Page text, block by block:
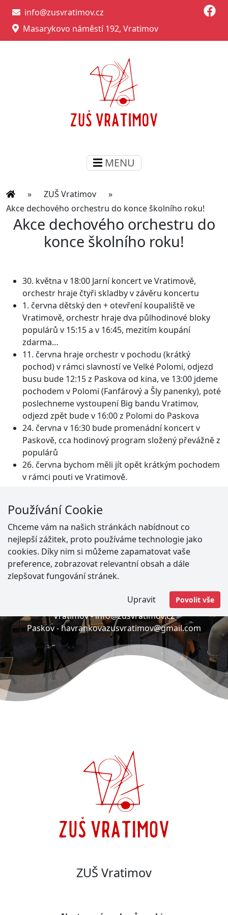
info@zusvratimov.cz
Masarykovo náměstí 192, Vratimov
MENU
» ZUŠ Vratimov
»
Akce dechového orchestru do konce školního roku!
Akce dechového orchestru do
konce školního roku!
30. května v 18:00 Jarní koncert ve Vratimově,
orchestr hraje čtyři skladby v závěru koncertu
1. června dětský den + otevření koupaliště ve
Vratimově, orchestr hraje dva půlhodinové bloky
populárů v 15:15 a v 16:45, mezitím koupání
zdarma…
11. června hraje orchestr v pochodu (krátký
pochod) v rámci slavností ve Velké Polomi, odjezd
busu bude 12:15 z Paskova od kina, ve 13:00 jdeme
pochodem v Polomi (Fanfárový a Šly panenky), poté
poslechneme vystoupení Big bandu Vratimov,
odjezd zpět bude v 16:00 z Polomi do Paskova
24. června v 16:30 bude promenádní koncert v
Paskově, cca hodinový program složený převážně z
populárů
26. června bychom měli jít opět krátkým pochodem
v rámci pouti ve Vratimově.
Adresa
Vratimov -Masarykovo náměstí 192
Paskov -Nádražní 573
E-mail
Vratimov -info@zusvratimov.cz
Paskov -havrankovazusvratimov@gmail.com
ZUŠ Vratimov
Používání Cookie
Chceme vám na našich stránkách nabídnout co
nejlepší zážitek, proto používáme technologie jako
cookies. Díky nim si můžeme zapamatovat vaše
preference, zobrazovat relevantní obsah a dále
zlepšovat fungování stránek.
Upravit Povolit vše